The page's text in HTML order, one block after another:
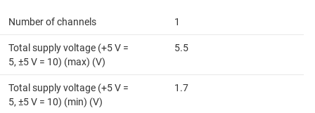
Number of channels 1
Total supply voltage (+5 V =
5, ±5 V = 10) (max) (V)
5.5
Total supply voltage (+5 V =
5, ±5 V = 10) (min) (V)
1.7